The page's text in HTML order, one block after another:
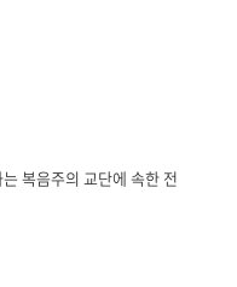
복음주의 교단에 속한 전